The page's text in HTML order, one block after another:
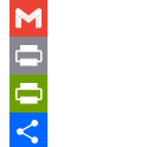
Yahoo
Mail
Gmail
Print
PrintFriendly